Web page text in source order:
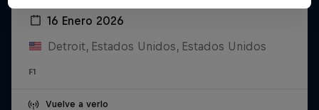
16 Enero 2026
Detroit, Estados Unidos, Estados Unidos
F1
Vuelve a verlo